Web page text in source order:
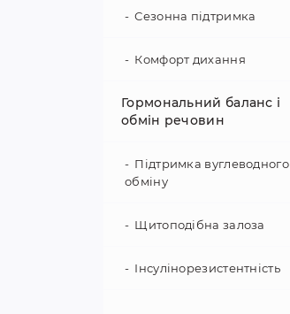
Сезонна підтримка
Комфорт дихання
Гормональний баланс і
обмін речовин
Підтримка вуглеводного
обміну
Щитоподібна залоза
Інсулінорезистентність